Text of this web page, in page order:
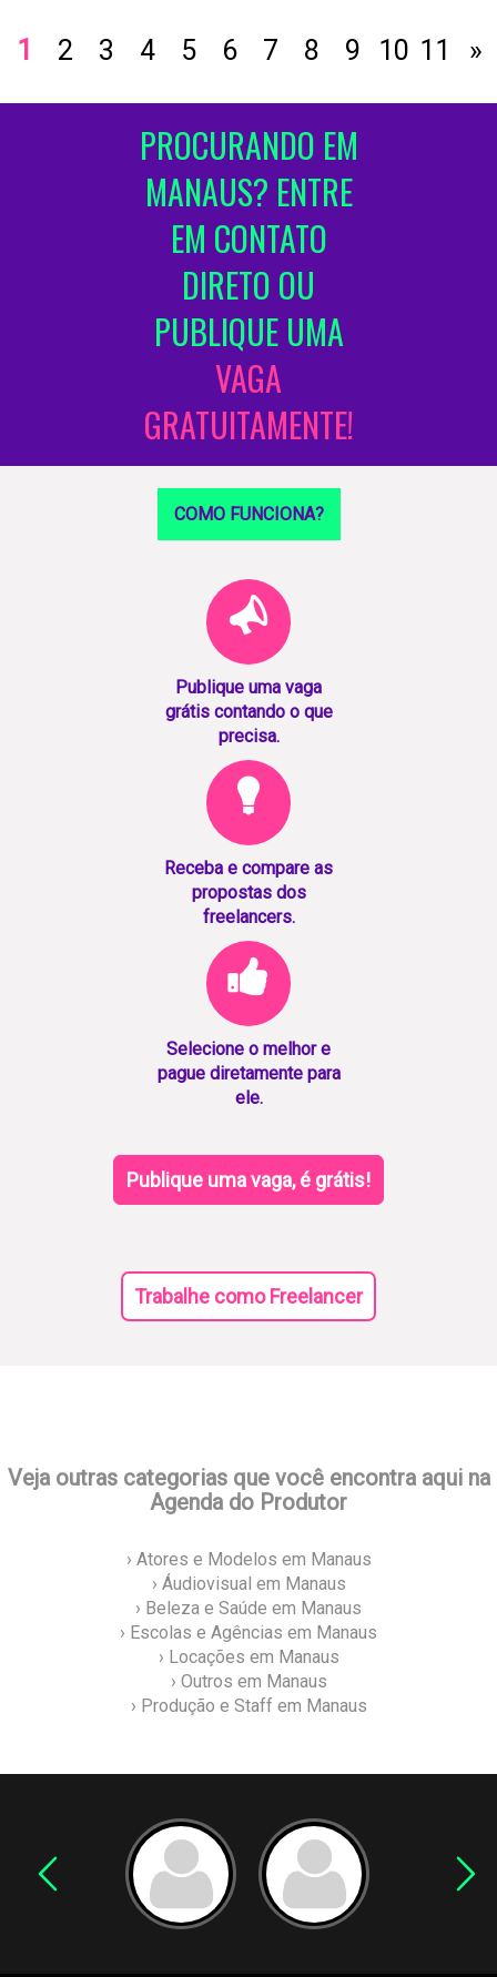
1 2 3 4 5 6 7 8 9 10 11 »
PROCURANDO EM
MANAUS? ENTRE
EM CONTATO
DIRETO OU
PUBLIQUE UMA
VAGA
GRATUITAMENTE!
COMO FUNCIONA?
Publique uma vaga
grátis contando o que
precisa.
Receba e compare as
propostas dos
freelancers.
Selecione o melhor e
pague diretamente para
ele.
Publique uma vaga, é grátis!
Trabalhe como Freelancer
Veja outras categorias que você encontra aqui na
Agenda do Produtor
› Atores e Modelos em Manaus
› Áudiovisual em Manaus
› Beleza e Saúde em Manaus
› Escolas e Agências em Manaus
› Locações em Manaus
› Outros em Manaus
› Produção e Staff em Manaus